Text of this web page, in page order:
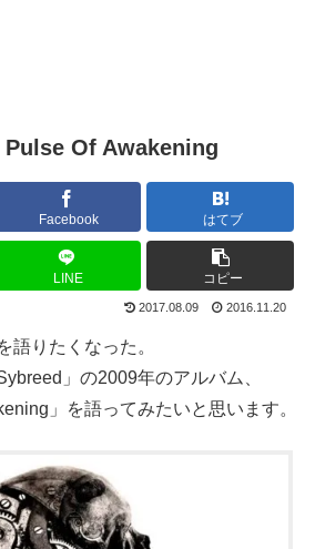
Of Awakening
Facebook はてブ
LINE コピー
2017.08.09 2016.11.20
語りたくなった。
」の2009年のアルバム、
」を語ってみたいと思います。